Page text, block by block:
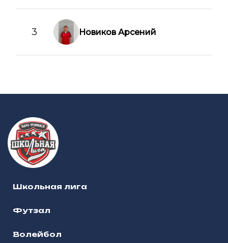
3 Новиков Арсений
Школьная лига
Футзал
Волейбол